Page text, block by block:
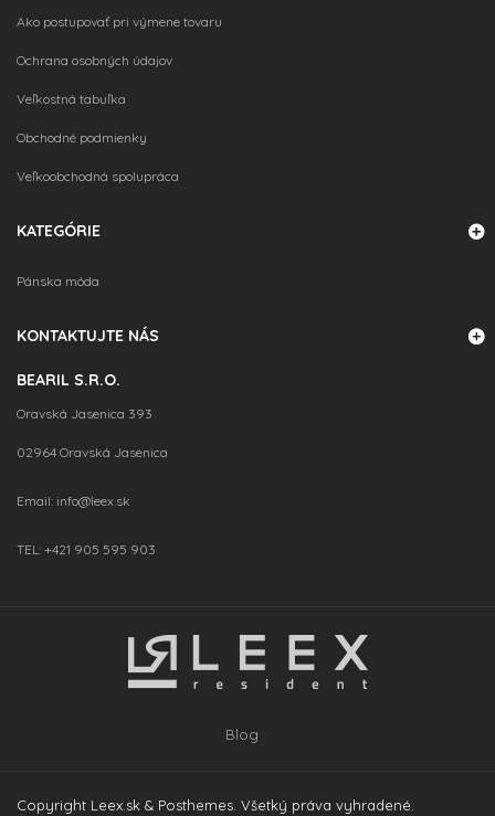
Ako postupovať pri výmene tovaru
Ochrana osobných údajov
Veľkostná tabuľka
Obchodné podmienky
Veľkoobchodná spolupráca
KATEGÓRIE
Pánska móda
KONTAKTUJTE NÁS
BEARIL S.R.O.
Oravská Jasenica 393
02964 Oravská Jasenica
Email: info@leex.sk
TEL: +421 905 595 903
Blog
Copyright Leex.sk & Posthemes . Všetký práva vyhradené.